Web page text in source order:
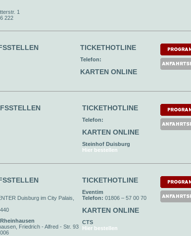
1
222
TICKETHOTLINE
Telefon:
KARTEN ONLINE
TICKETHOTLINE
Telefon:
KARTEN ONLINE
Steinhof Duisburg
Hier bestellen
Duisburg im City Palais,
Friedrich - Alfred - Str. 93
TICKETHOTLINE
Eventim
Telefon: 01806 – 57 00 70
KARTEN ONLINE
CTS
Hier bestellen